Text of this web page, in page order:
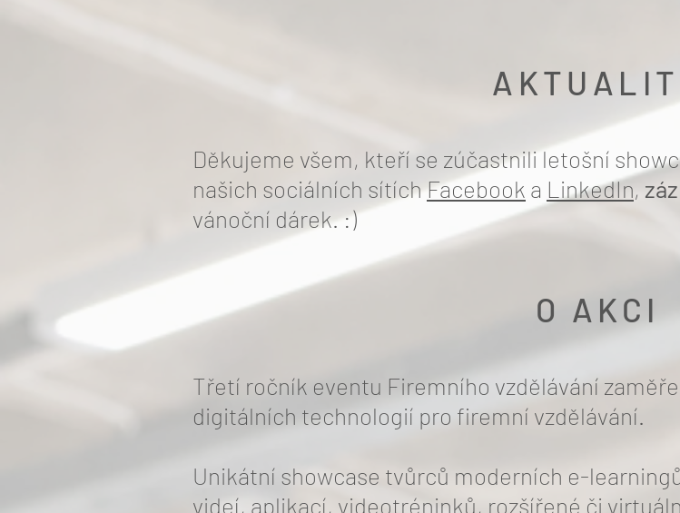
Děkujeme všem, kteří se zúčastnili letošní
našich sociálních sítíchFacebook a LinkedIn,
vánoční dárek. :)
O AKCI
Třetí ročník eventu Firemního vzdělávání
digitálních technologií pro firemní vzdělávání.
Unikátní showcase tvůrců moderních e-
videí, aplikací, videotréninků, rozšířené či